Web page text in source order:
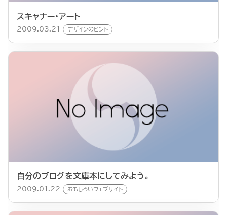
スキャナー・アート
2009.03.21 デザインのヒント
自分のブログを文庫本にしてみよう。
2009.01.22 おもしろいウェブサイト